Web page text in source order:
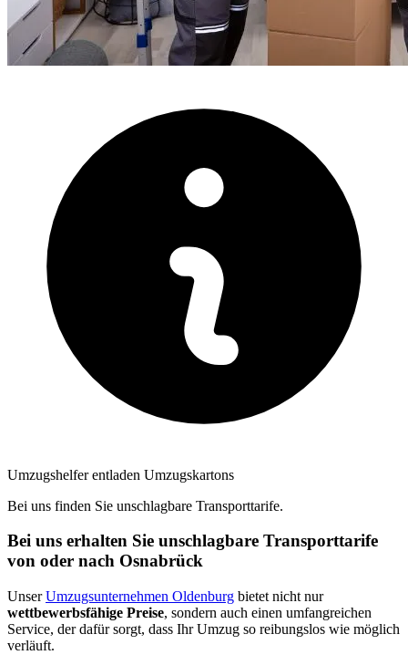
Umzugshelfer entladen Umzugskartons
Bei uns finden Sie unschlagbare Transporttarife.
Bei uns erhalten Sie unschlagbare Transporttarife
von oder nach Osnabrück
UnserUmzugsunternehmen Oldenburg bietet nicht nur
wettbewerbsfähige Preise, sondern auch einen umfangreichen
Service, der dafür sorgt, dass Ihr Umzug so reibungslos wie möglich
verläuft.